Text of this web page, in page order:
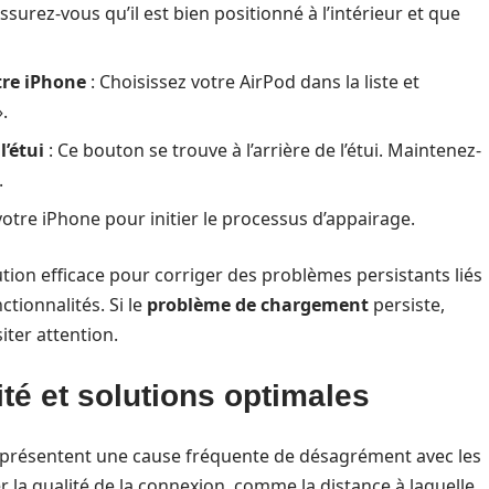
vous qu’il est bien positionné à l’intérieur et que
iPhone : Choisissez votre AirPod dans la liste et
: Ce bouton se trouve à l’arrière de l’étui. Maintenez-
iPhone pour initier le processus d’appairage.
efficace pour corriger des problèmes persistants liés
Si le problème de chargement persiste,
attention.
et solutions optimales
une cause fréquente de désagrément avec les